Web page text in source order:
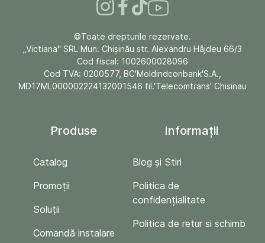
©Toate drepturile rezervate.
„Victiana" SRL Mun. Chişinău str. Alexandru Hâjdeu 66/3
Cod fiscal: 1002600028096
Cod TVA: 0200577, BC'Moldindconbank'S.A.,
MD17ML000002224132001546 fil.'Telecomtrans' Chisinau
Produse
Catalog
Promoții
Soluții
Comandă instalare
Informații
Blog și Stiri
Politica de
confidențialitate
Politica de retur si schimb